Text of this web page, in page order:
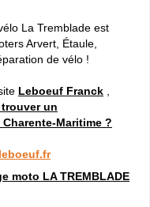
La Tremblade est
Arvert, Étaule,
de vélo !
Leboeuf Franck
un
Maritime ?
moto LA TREMBLADE